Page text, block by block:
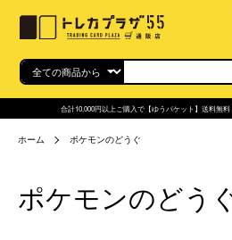
合計10,000円以上ご購入で【ゆうパケット】送料無
ホーム ポケモンのどうぐ
ポケモンのどう